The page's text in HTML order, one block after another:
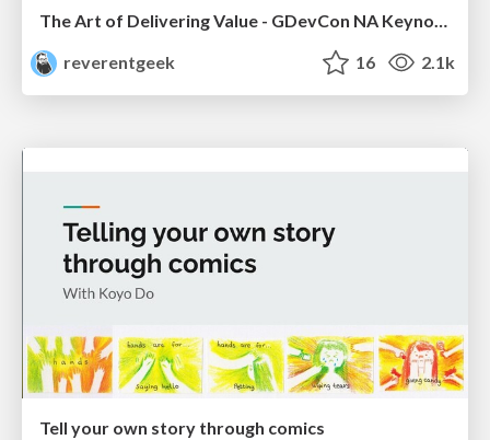
The Art of Delivering Value - GDevCon NA Keynote
reverentgeek
16 2.1k
Tell your own story through comics